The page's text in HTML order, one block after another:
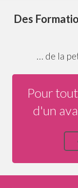
Des
… de la
Pour
d'un